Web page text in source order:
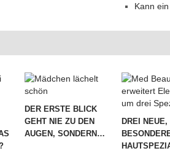
Kann
DER ERSTE BLICK
GEHT NIE ZU DEN
AUGEN, SONDERN…
DREI NEUE,